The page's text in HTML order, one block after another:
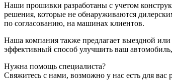
Наши прошивки разработаны с учетом
решения, которые не обнаруживаются
по согласованию, на машинах клиентов.
Наша компания также предлагает выездной
эффективный способ улучшить ваш
Нужна помощь специалиста?
Свяжитесь с нами, возможно у нас есть для вас